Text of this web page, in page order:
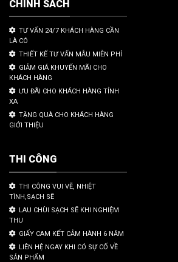
CHÍNH SÁCH
TƯ VẤN 24/7 KHÁCH HÀNG CẦN
LÀ CÓ
THIẾT KẾ TƯ VẤN MẪU MIỄN PHÍ
GIẢM GIÁ KHUYẾN MÃI CHO
KHÁCH HÀNG
ƯU ĐÃI CHO KHÁCH HÀNG TỈNH
XA
TẶNG QUÀ CHO KHÁCH HÀNG
GIỚI THIỆU
THI CÔNG
THI CÔNG VUI VẼ, NHIỆT
TÌNH,SẠCH SẼ
LAU CHÙI SẠCH SẼ KHI NGHIỆM
THU
GIẤY CAM KẾT CẢM HÀNH 6 NĂM
LIÊN HỆ NGAY KHI CÓ SỰ CỐ VỀ
SẢN PHẨM